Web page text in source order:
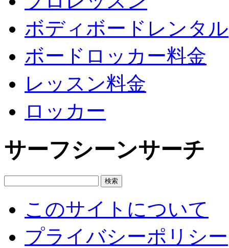
ボディボードレンタル
ボードロッカー料金
レッスン料金
ロッカー
サーフシーンサーチ
このサイトについて
プライバシーポリシー